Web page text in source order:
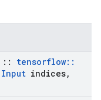
:: tensorflow::
Input indices,